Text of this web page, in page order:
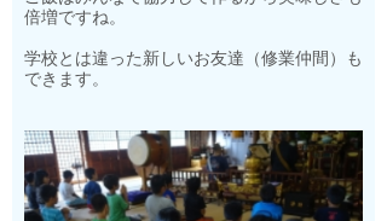
倍増ですね。
学校とは違った新しいお友達（修業仲間）も
できます。